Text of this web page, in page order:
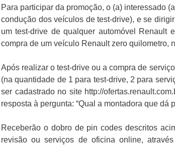
Para participar da promoção, o (a) interessado
condução dos veículos de test-drive), e se
um test-drive de qualquer automóvel Renault
compra de um veículo Renault zero quilometro,
Após realizar o test-drive ou a compra de
(na quantidade de 1 para test-drive, 2 para
ser cadastrado no site http://
resposta à pergunta: “Qual a montadora que dá
Receberão o dobro de pin codes descritos
revisão ou serviços de oficina online, através